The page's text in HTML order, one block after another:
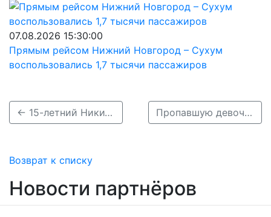
07.08.2026 15:30:00
Прямым рейсом Нижний Новгород – Сухум
воспользовались 1,7 тысячи пассажиров
← 15-летний Никита Власов пропал в Автозаводском районе Нижнего Новгорода Пропавшую девочку из Москвы ищут в Нижнем Новгороде уже шестые сутки →
Возврат к списку
Новости партнёров